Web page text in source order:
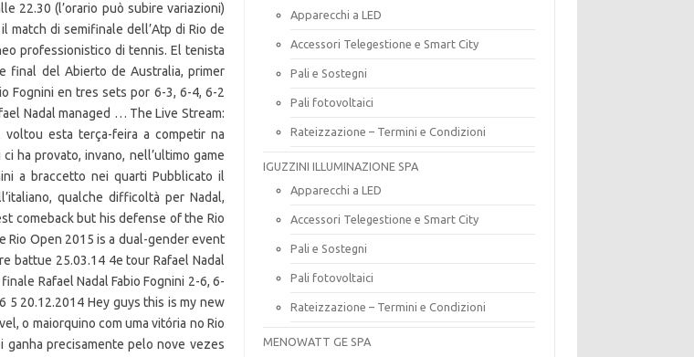
22.30 (l’orario può subire variazioni)
match di semifinale dell’Atp di Rio de
professionistico di tennis. El tenista
final del Abierto de Australia, primer
Fognini en tres sets por 6-3, 6-4, 6-2
Nadal managed … The Live Stream:
voltou esta terça-feira a competir na
ha provato, invano, nell’ultimo game
a braccetto nei quarti Pubblicato il
qualche difficoltà per Nadal,
comeback but his defense of the Rio
Rio Open 2015 is a dual-gender event
battue 25.03.14 4e tour Rafael Nadal
Rafael Nadal Fabio Fognini 2-6, 6-
5 20.12.2014 Hey guys this is my new
o maiorquino com uma vitória no Rio
ganha precisamente pelo nove vezes
Apparecchi a LED
Accessori Telegestione e Smart City
Pali e Sostegni
Pali fotovoltaici
Rateizzazione – Termini e Condizioni
IGUZZINI ILLUMINAZIONE SPA
Apparecchi a LED
Accessori Telegestione e Smart City
Pali e Sostegni
Pali fotovoltaici
Rateizzazione – Termini e Condizioni
MENOWATT GE SPA